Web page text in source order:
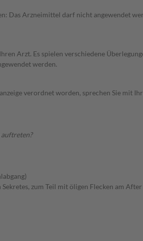
Das Arzneimittel darf nicht angewendet
Arzt. Es spielen verschiedene
werden.
verordnet worden, sprechen Sie mit
zum Teil mit öligen Flecken am After